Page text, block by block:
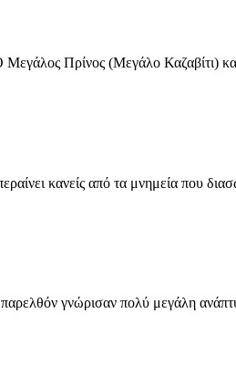
Μεγάλος Πρίνος (Μεγάλο Καζαβίτι)
κανείς από τα μνημεία που
γνώρισαν πολύ μεγάλη